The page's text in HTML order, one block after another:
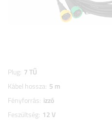
Plug 7 TŰ
Kábel hossza 5 m
Fényforrás izzó
Feszültség 12 V